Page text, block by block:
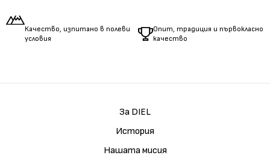
Качество, изпитано в полеви
условия
Опит, традиция и първокласно
качество
За DIEL
История
Нашата мисия